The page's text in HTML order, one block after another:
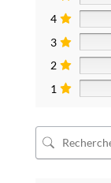
4
3
2
1